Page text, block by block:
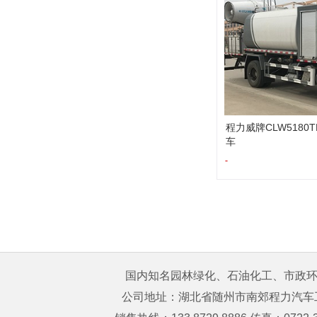
程力威牌
车
-
国内知名园林绿化、石油化工、市政
公司地址：湖北省随州市南郊程力汽